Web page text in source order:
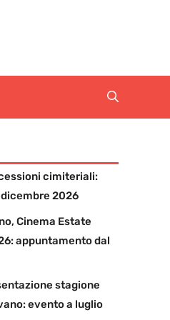
cimiteriali:
2026
Cinema Estate
appuntamento dal
stagione
evento a luglio